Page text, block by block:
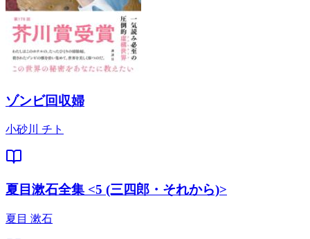
ゾンビ回収婦
小砂川 チト
夏目漱石全集 <5 (三四郎・それから)>
夏目 漱石